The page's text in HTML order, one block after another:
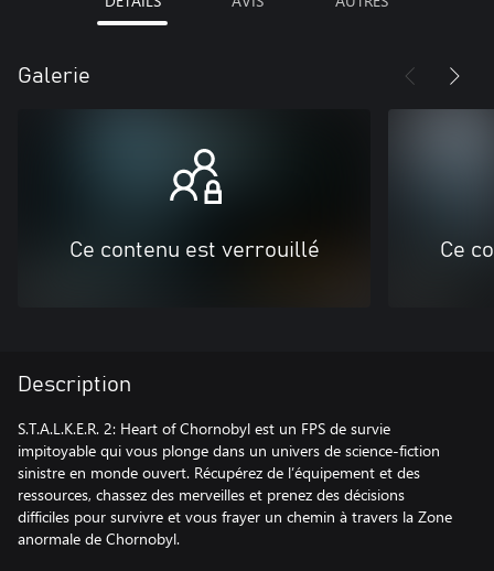
Galerie
Ce contenu est verrouillé Ce
Description
S.T.A.L.K.E.R. 2: Heart of Chornobyl est un FPS de survie
impitoyable qui vous plonge dans un univers de science-fiction
sinistre en monde ouvert. Récupérez de l’équipement et des
ressources, chassez des merveilles et prenez des décisions
difficiles pour survivre et vous frayer un chemin à travers la Zone
anormale de Chornobyl.